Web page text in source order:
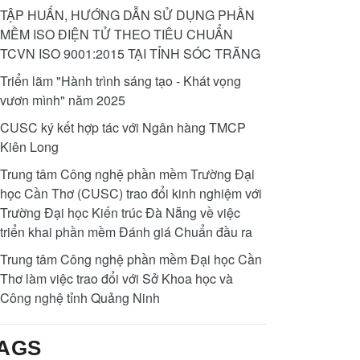
TẬP HUẤN, HƯỚNG DẪN SỬ DỤNG PHẦN
MỀM ISO ĐIỆN TỬ THEO TIÊU CHUẨN
TCVN ISO 9001:2015 TẠI TỈNH SÓC TRĂNG
Triển lãm "Hành trình sáng tạo - Khát vọng
vươn mình" năm 2025
CUSC ký kết hợp tác với Ngân hàng TMCP
Kiên Long
Trung tâm Công nghệ phần mềm Trường Đại
học Cần Thơ (CUSC) trao đổi kinh nghiệm với
Trường Đại học Kiến trúc Đà Nẵng về việc
triển khai phần mềm Đánh giá Chuẩn đầu ra
Trung tâm Công nghệ phần mềm Đại học Cần
Thơ làm việc trao đổi với Sở Khoa học và
Công nghệ tỉnh Quảng Ninh